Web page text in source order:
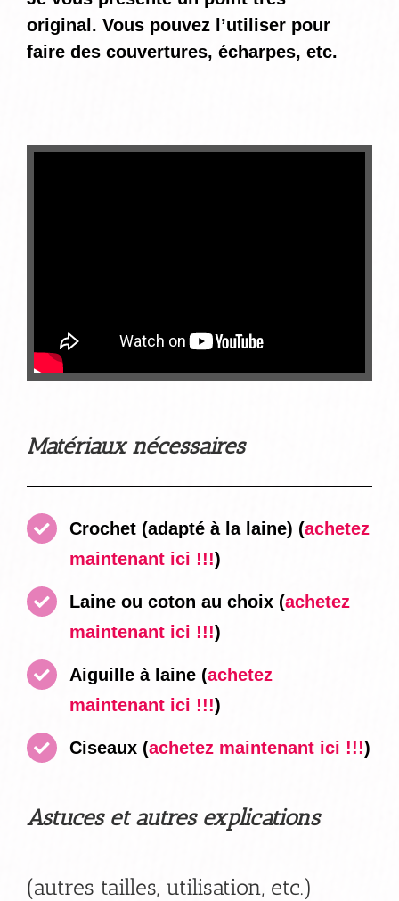
original. Vous pouvez l’utiliser pour
faire des couvertures, écharpes, etc.
Matériaux nécessaires
Crochet (adapté à la laine) (achetez
maintenant ici !!!)
Laine ou coton au choix (achetez
maintenant ici !!!)
Aiguille à laine (achetez
maintenant ici !!!)
Ciseaux (achetez maintenant ici !!!)
Astuces et autres explications
(autres tailles, utilisation, etc.)